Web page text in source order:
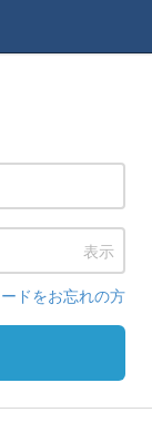
表示
ドをお忘れの方